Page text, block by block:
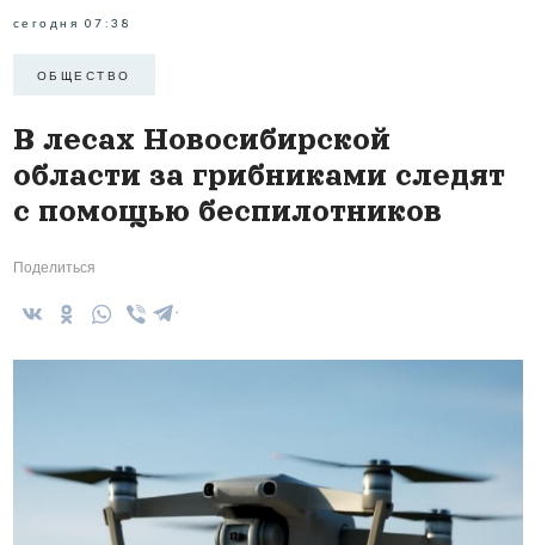
сегодня 07:38
ОБЩЕСТВО
В лесах Новосибирской
области за грибниками следят
с помощью беспилотников
Поделиться